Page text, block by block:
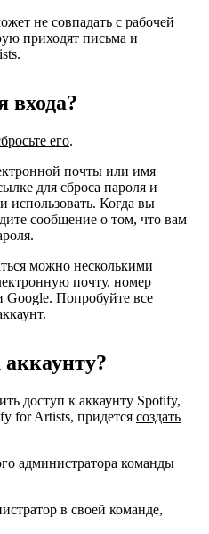
не совпадать с рабочей
приходят письма и
входа?
его.
почты или имя
для сброса пароля и
использовать. Когда вы
сообщение о том, что вам
можно несколькими
почту, номер
Google. Попробуйте все
доступ к аккаунту Spotify,
for Artists, придется создать
администратора команды
в своей команде,